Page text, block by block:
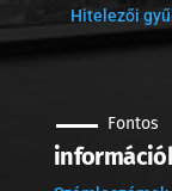
Hitelezői
Fontos